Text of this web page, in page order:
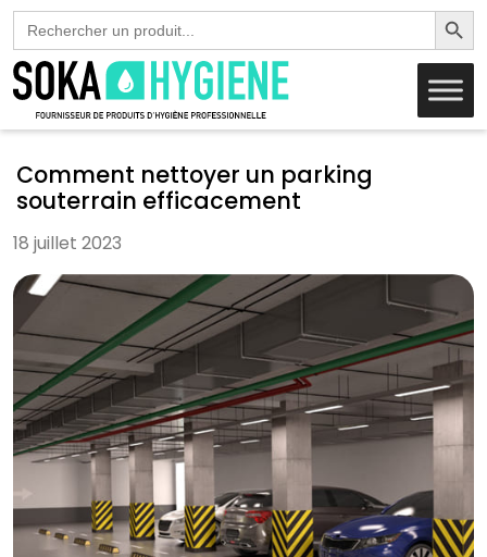
Search
for:
Search
Comment nettoyer un parking
souterrain efficacement
18 juillet 2023